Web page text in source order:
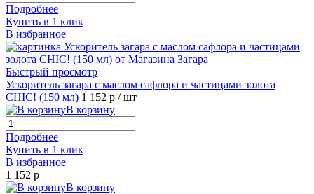
Подробнее
Купить в 1 клик
В избранное
Быстрый просмотр
Ускоритель загара с маслом сафлора и частицами золота
CHIC! (150 мл) 1 152 р / шт
В корзину
Подробнее
Купить в 1 клик
В избранное
1 152 р
В корзину